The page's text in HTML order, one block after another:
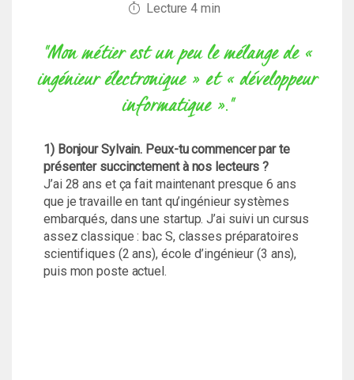
Lecture 4 min
"Mon métier est un peu le mélange de «
ingénieur électronique » et « développeur
informatique »."
1) Bonjour Sylvain. Peux-tu commencer par te
présenter succinctement à nos lecteurs ?
J’ai 28 ans et ça fait maintenant presque 6 ans
que je travaille en tant qu’ingénieur systèmes
embarqués, dans une startup. J’ai suivi un cursus
assez classique : bac S, classes préparatoires
scientifiques (2 ans), école d’ingénieur (3 ans),
puis mon poste actuel.